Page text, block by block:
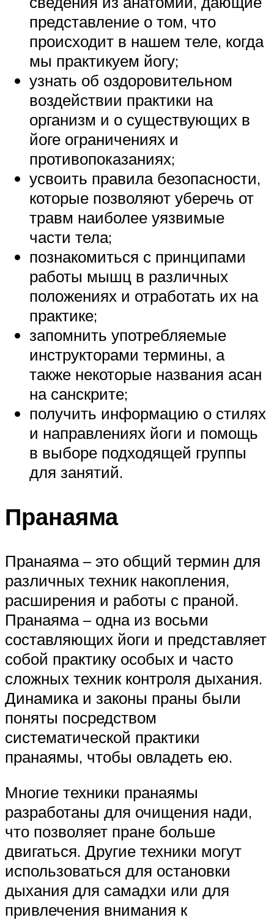
представление о том, что
происходит в нашем теле, когда
мы практикуем йогу;
узнать об оздоровительном
воздействии практики на
организм и о существующих в
йоге ограничениях и
противопоказаниях;
усвоить правила безопасности,
которые позволяют уберечь от
травм наиболее уязвимые
части тела;
познакомиться с принципами
работы мышц в различных
положениях и отработать их на
практике;
запомнить употребляемые
инструкторами термины, а
также некоторые названия асан
на санскрите;
получить информацию о стилях
и направлениях йоги и помощь
в выборе подходящей группы
для занятий.
Пранаяма
Пранаяма – это общий термин для
различных техник накопления,
расширения и работы с праной.
Пранаяма – одна из восьми
составляющих йоги и представляет
собой практику особых и часто
сложных техник контроля дыхания.
Динамика и законы праны были
поняты посредством
систематической практики
пранаямы, чтобы овладеть ею.
Многие техники пранаямы
разработаны для очищения нади,
что позволяет пране больше
двигаться. Другие техники могут
использоваться для остановки
дыхания для самадхи или для
привлечения внимания к